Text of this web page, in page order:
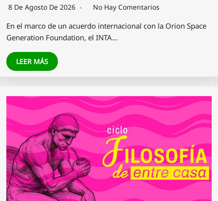
8 De Agosto De 2026 No Hay Comentarios
En el marco de un acuerdo internacional con la Orion Space
Generation Foundation, el INTA…
LEER MÁS